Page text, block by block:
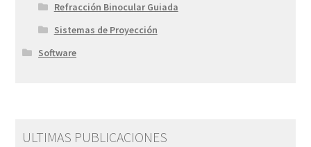
Refracción Binocular Guiada
Sistemas de Proyección
Software
ULTIMAS PUBLICACIONES